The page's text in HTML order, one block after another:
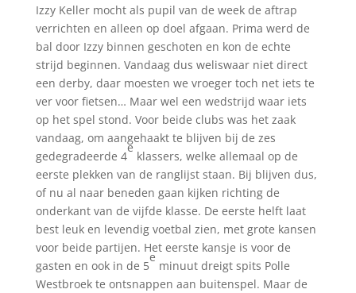
Izzy Keller mocht als pupil van de week de aftrap
verrichten en alleen op doel afgaan. Prima werd de
bal door Izzy binnen geschoten en kon de echte
strijd beginnen. Vandaag dus weliswaar niet direct
een derby, daar moesten we vroeger toch net iets te
ver voor fietsen… Maar wel een wedstrijd waar iets
op het spel stond. Voor beide clubs was het zaak
vandaag, om aangehaakt te blijven bij de zes
gedegradeerde 4
e
klassers, welke allemaal op de
eerste plekken van de ranglijst staan. Bij blijven dus,
of nu al naar beneden gaan kijken richting de
onderkant van de vijfde klasse. De eerste helft laat
best leuk en levendig voetbal zien, met grote kansen
voor beide partijen. Het eerste kansje is voor de
gasten en ook in de 5
e
minuut dreigt spits Polle
Westbroek te ontsnappen aan buitenspel. Maar de